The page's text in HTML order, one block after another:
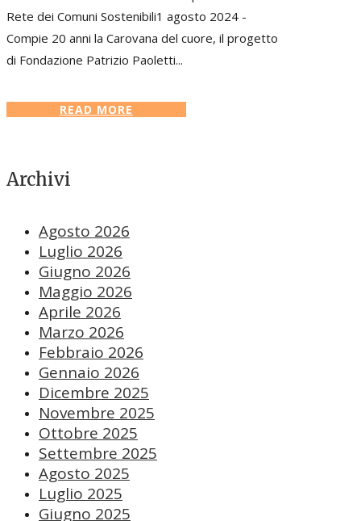
Rete dei Comuni Sostenibili1 agosto 2024 -
Compie 20 anni la Carovana del cuore, il progetto
di Fondazione Patrizio Paoletti...
READ MORE
Archivi
Agosto 2026
Luglio 2026
Giugno 2026
Maggio 2026
Aprile 2026
Marzo 2026
Febbraio 2026
Gennaio 2026
Dicembre 2025
Novembre 2025
Ottobre 2025
Settembre 2025
Agosto 2025
Luglio 2025
Giugno 2025